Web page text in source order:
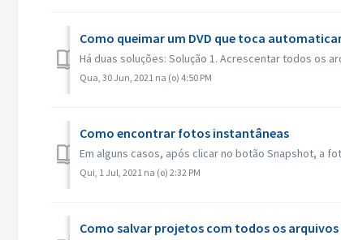
Como queimar um DVD que toca
Há duas soluções: Solução 1. Acrescentar todos os
Qua, 30 Jun, 2021 na (o) 4:50 PM
Como encontrar fotos instantâneas
Em alguns casos, após clicar no botão Snapshot, a
Qui, 1 Jul, 2021 na (o) 2:32 PM
Como salvar projetos com todos os arquivos